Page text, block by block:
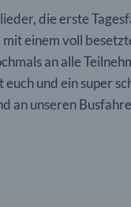
die erste
einem voll
an alle
und ein super
an unseren